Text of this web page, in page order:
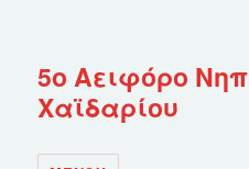
5ο Αειφόρο
Χαϊδαρίου